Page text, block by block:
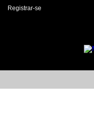
Registrar-se